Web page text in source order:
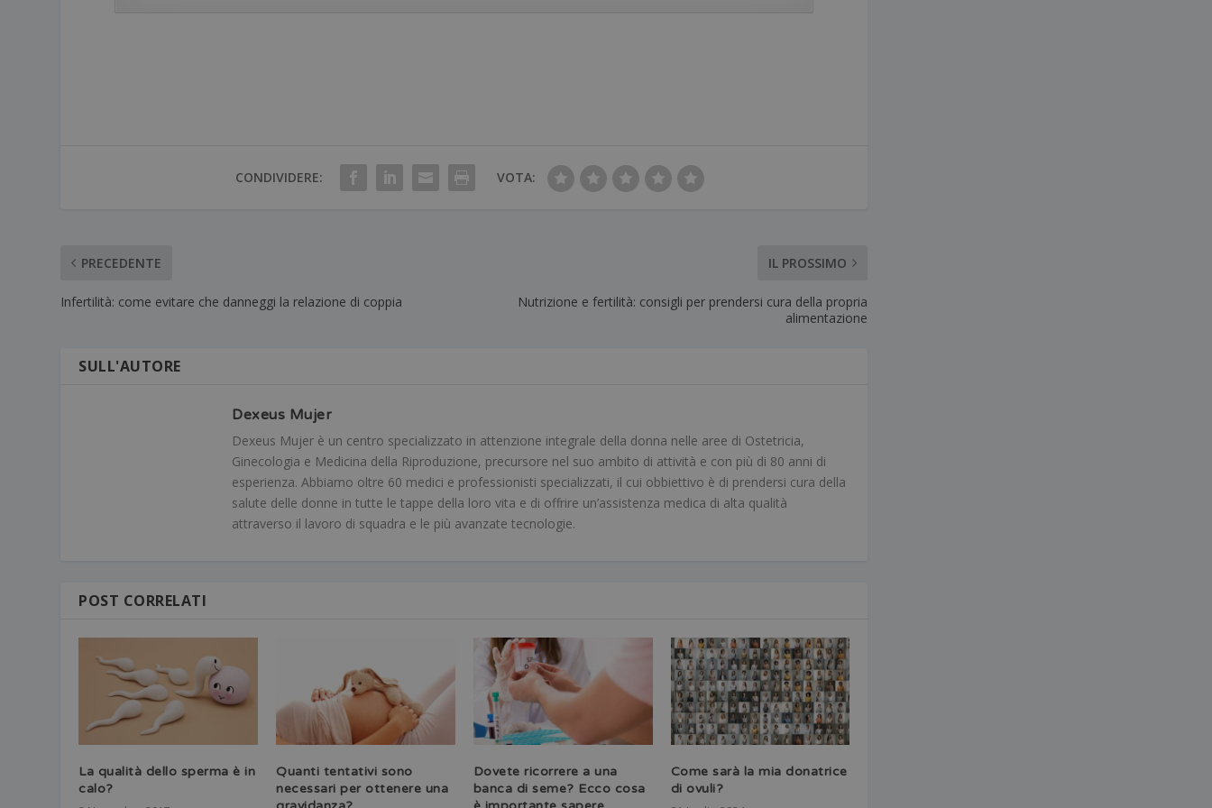
CONDIVIDERE: VOTA:
PRECEDENTE
Infertilità: come evitare che danneggi la relazione di coppia
IL PROSSIMO
Nutrizione e fertilità: consigli per prendersi cura della propria
alimentazione
SULL'AUTORE
Dexeus Mujer
Dexeus Mujer è un centro specializzato in attenzione integrale della donna nelle aree di Ostetricia,
Ginecologia e Medicina della Riproduzione, precursore nel suo ambito di attività e con più di 80 anni di
esperienza. Abbiamo oltre 60 medici e professionisti specializzati, il cui obbiettivo è di prendersi cura della
salute delle donne in tutte le tappe della loro vita e di offrire un’assistenza medica di alta qualità
attraverso il lavoro di squadra e le più avanzate tecnologie.
POST CORRELATI
La qualità dello sperma è in
calo?
Quanti tentativi sono
necessari per ottenere una
Dovete ricorrere a una
banca di seme? Ecco cosa
Come sarà la mia donatrice
di ovuli?